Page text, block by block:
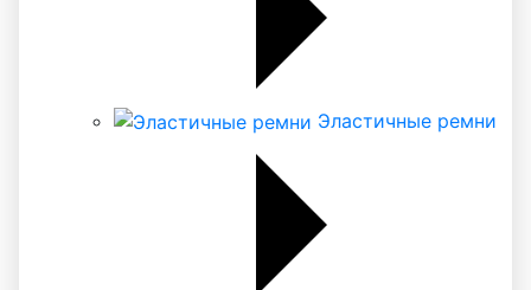
Эластичные ремни